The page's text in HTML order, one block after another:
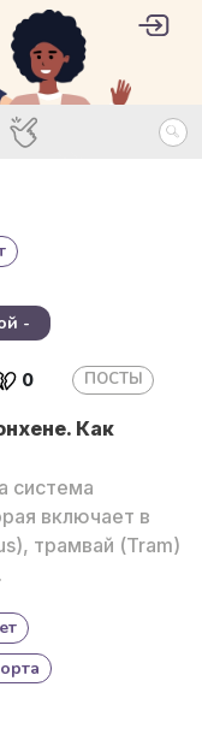
Специалисты
User
-
0 ПОСТЫ
Как
система
включает в
трамвай (Tram)